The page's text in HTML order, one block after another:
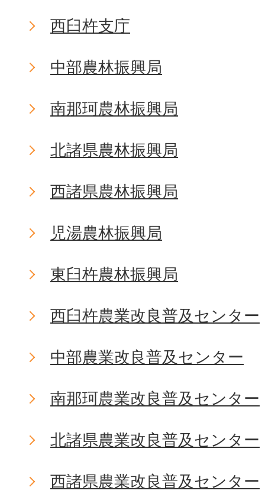
西臼杵支庁
中部農林振興局
南那珂農林振興局
北諸県農林振興局
西諸県農林振興局
児湯農林振興局
東臼杵農林振興局
西臼杵農業改良普及センター
中部農業改良普及センター
南那珂農業改良普及センター
北諸県農業改良普及センター
西諸県農業改良普及センター